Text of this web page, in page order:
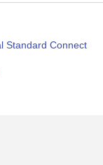
Standard Connect